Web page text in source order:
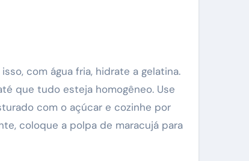
com água fria, hidrate a gelatina.
que tudo esteja homogêneo. Use
com o açúcar e cozinhe por
coloque a polpa de maracujá para